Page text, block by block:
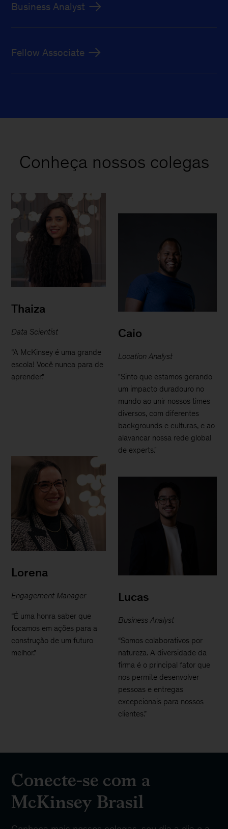
Business Analyst
Fellow Associate
Conheça nossos colegas
Thaiza
Data Scientist
“A McKinsey é uma grande
escola! Você nunca para de
aprender.”
Caio
Location Analyst
"Sinto que estamos gerando
um impacto duradouro no
mundo ao unir nossos times
diversos, com diferentes
backgrounds e culturas, e ao
alavancar nossa rede global
de experts."
Lorena
Engagement Manager
“É uma honra saber que
focamos em ações para a
construção de um futuro
melhor.”
Lucas
Business Analyst
“Somos colaborativos por
natureza. A diversidade da
firma é o principal fator que
nos permite desenvolver
pessoas e entregas
excepcionais para nossos
clientes.”
Conecte-se com a
McKinsey Brasil